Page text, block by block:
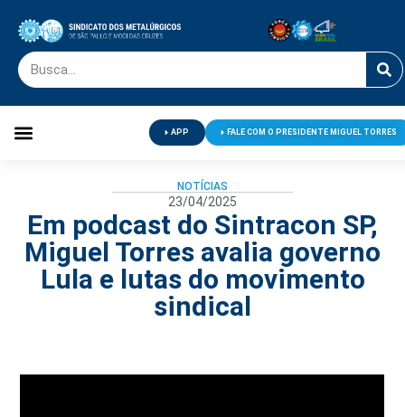
APP FALE COM O PRESIDENTE MIGUEL TORRES
NOTÍCIAS
23/04/2025
Em podcast do Sintracon SP,
Miguel Torres avalia governo
Lula e lutas do movimento
sindical